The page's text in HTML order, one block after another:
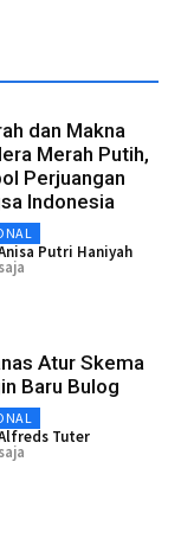
dan Makna
Merah Putih,
Perjuangan
Indonesia
Putri Haniyah
Atur Skema
Baru Bulog
Tuter